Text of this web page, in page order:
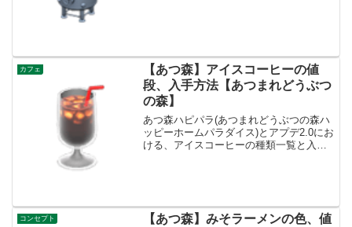
カフェ
【あつ森】アイスコーヒーの値
段、入手方法【あつまれどうぶつ
の森】
あつ森ハピパラ(あつまれどうぶつの森ハ
ッピーホームパラダイス)とアプデ2.0にお
ける、アイスコーヒーの種類一覧と入手
コンセプト
【あつ森】みそラーメンの色、値